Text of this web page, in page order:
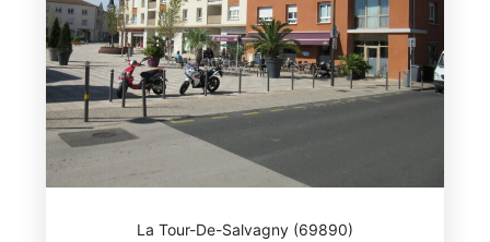
La Tour-De-Salvagny (69890)